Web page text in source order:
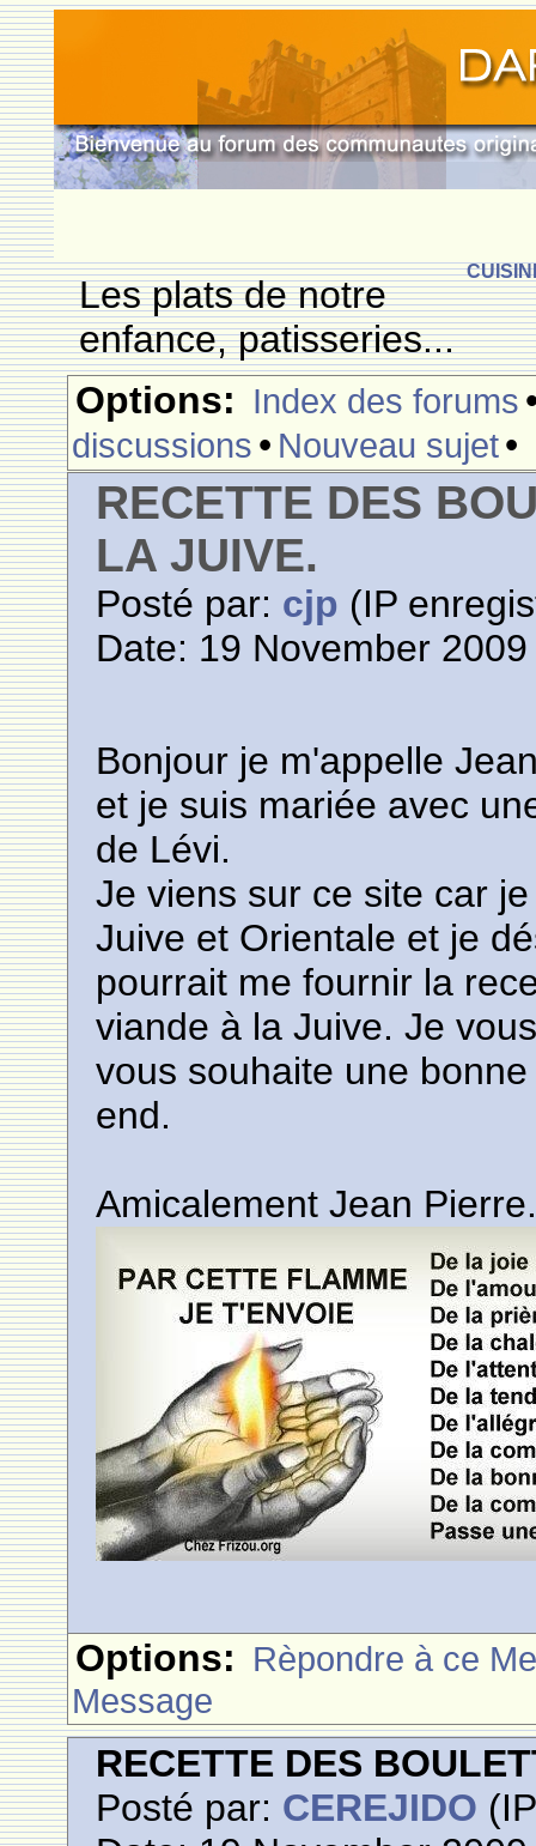
Les plats de notre
enfance, patisseries...
Options: Index des forums
discussions • Nouveau sujet•
RECETTE DES
LA JUIVE.
Posté par: cjp (IP
Date: 19 November
Bonjour je m'appelle
et je suis mariée avec
de Lévi.
Je viens sur ce site car
Juive et Orientale et je
pourrait me fournir la
viande à la Juive. Je
vous souhaite une
end.
Amicalement Jean
Options: Rèpondre à ce
Message
RECETTE DES
Posté par: CEREJIDO